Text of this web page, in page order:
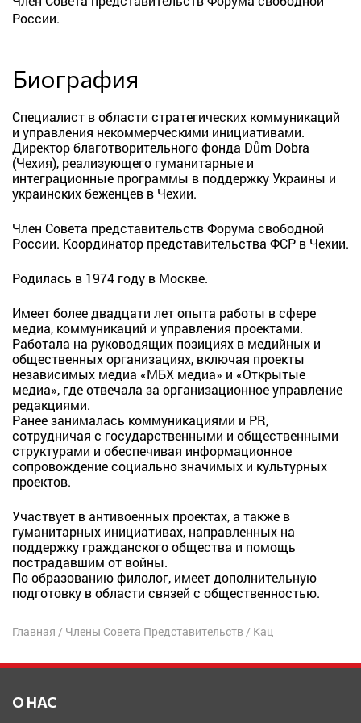
России.
Биография
Специалист в области стратегических коммуникаций
и управления некоммерческими инициативами.
Директор благотворительного фонда Dům Dobra
(Чехия), реализующего гуманитарные и
интеграционные программы в поддержку Украины и
украинских беженцев в Чехии.
Член Совета представительств Форума свободной
России. Координатор представительства ФСР в Чехии.
Родилась в 1974 году в Москве.
Имеет более двадцати лет опыта работы в сфере
медиа, коммуникаций и управления проектами.
Работала на руководящих позициях в медийных и
общественных организациях, включая проекты
независимых медиа «МБХ медиа» и «Открытые
медиа», где отвечала за организационное управление
редакциями.
Ранее занималась коммуникациями и PR,
сотрудничая с государственными и общественными
структурами и обеспечивая информационное
сопровождение социально значимых и культурных
проектов.
Участвует в антивоенных проектах, а также в
гуманитарных инициативах, направленных на
поддержку гражданского общества и помощь
пострадавшим от войны.
По образованию филолог, имеет дополнительную
подготовку в области связей с общественностью.
Главная / Члены Совета Представительств / Кац
О НАС